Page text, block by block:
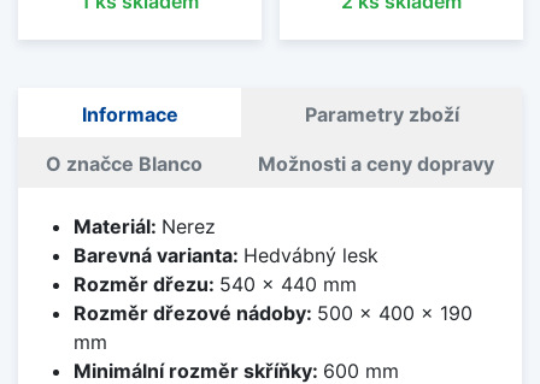
Informace Parametry zboží
O značce Blanco Možnosti a ceny dopravy
Materiál: Nerez
Barevná varianta: Hedvábný lesk
Rozměr dřezu: 540 x 440 mm
Rozměr dřezové nádoby: 500 x 400 x 190
mm
Minimální rozměr skříňky: 600 mm